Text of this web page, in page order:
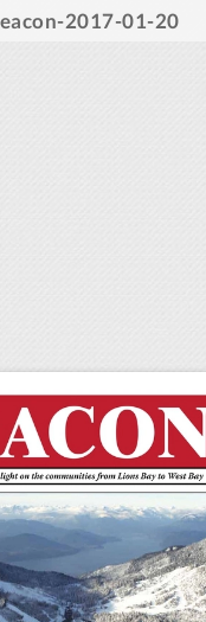
2017-01-20